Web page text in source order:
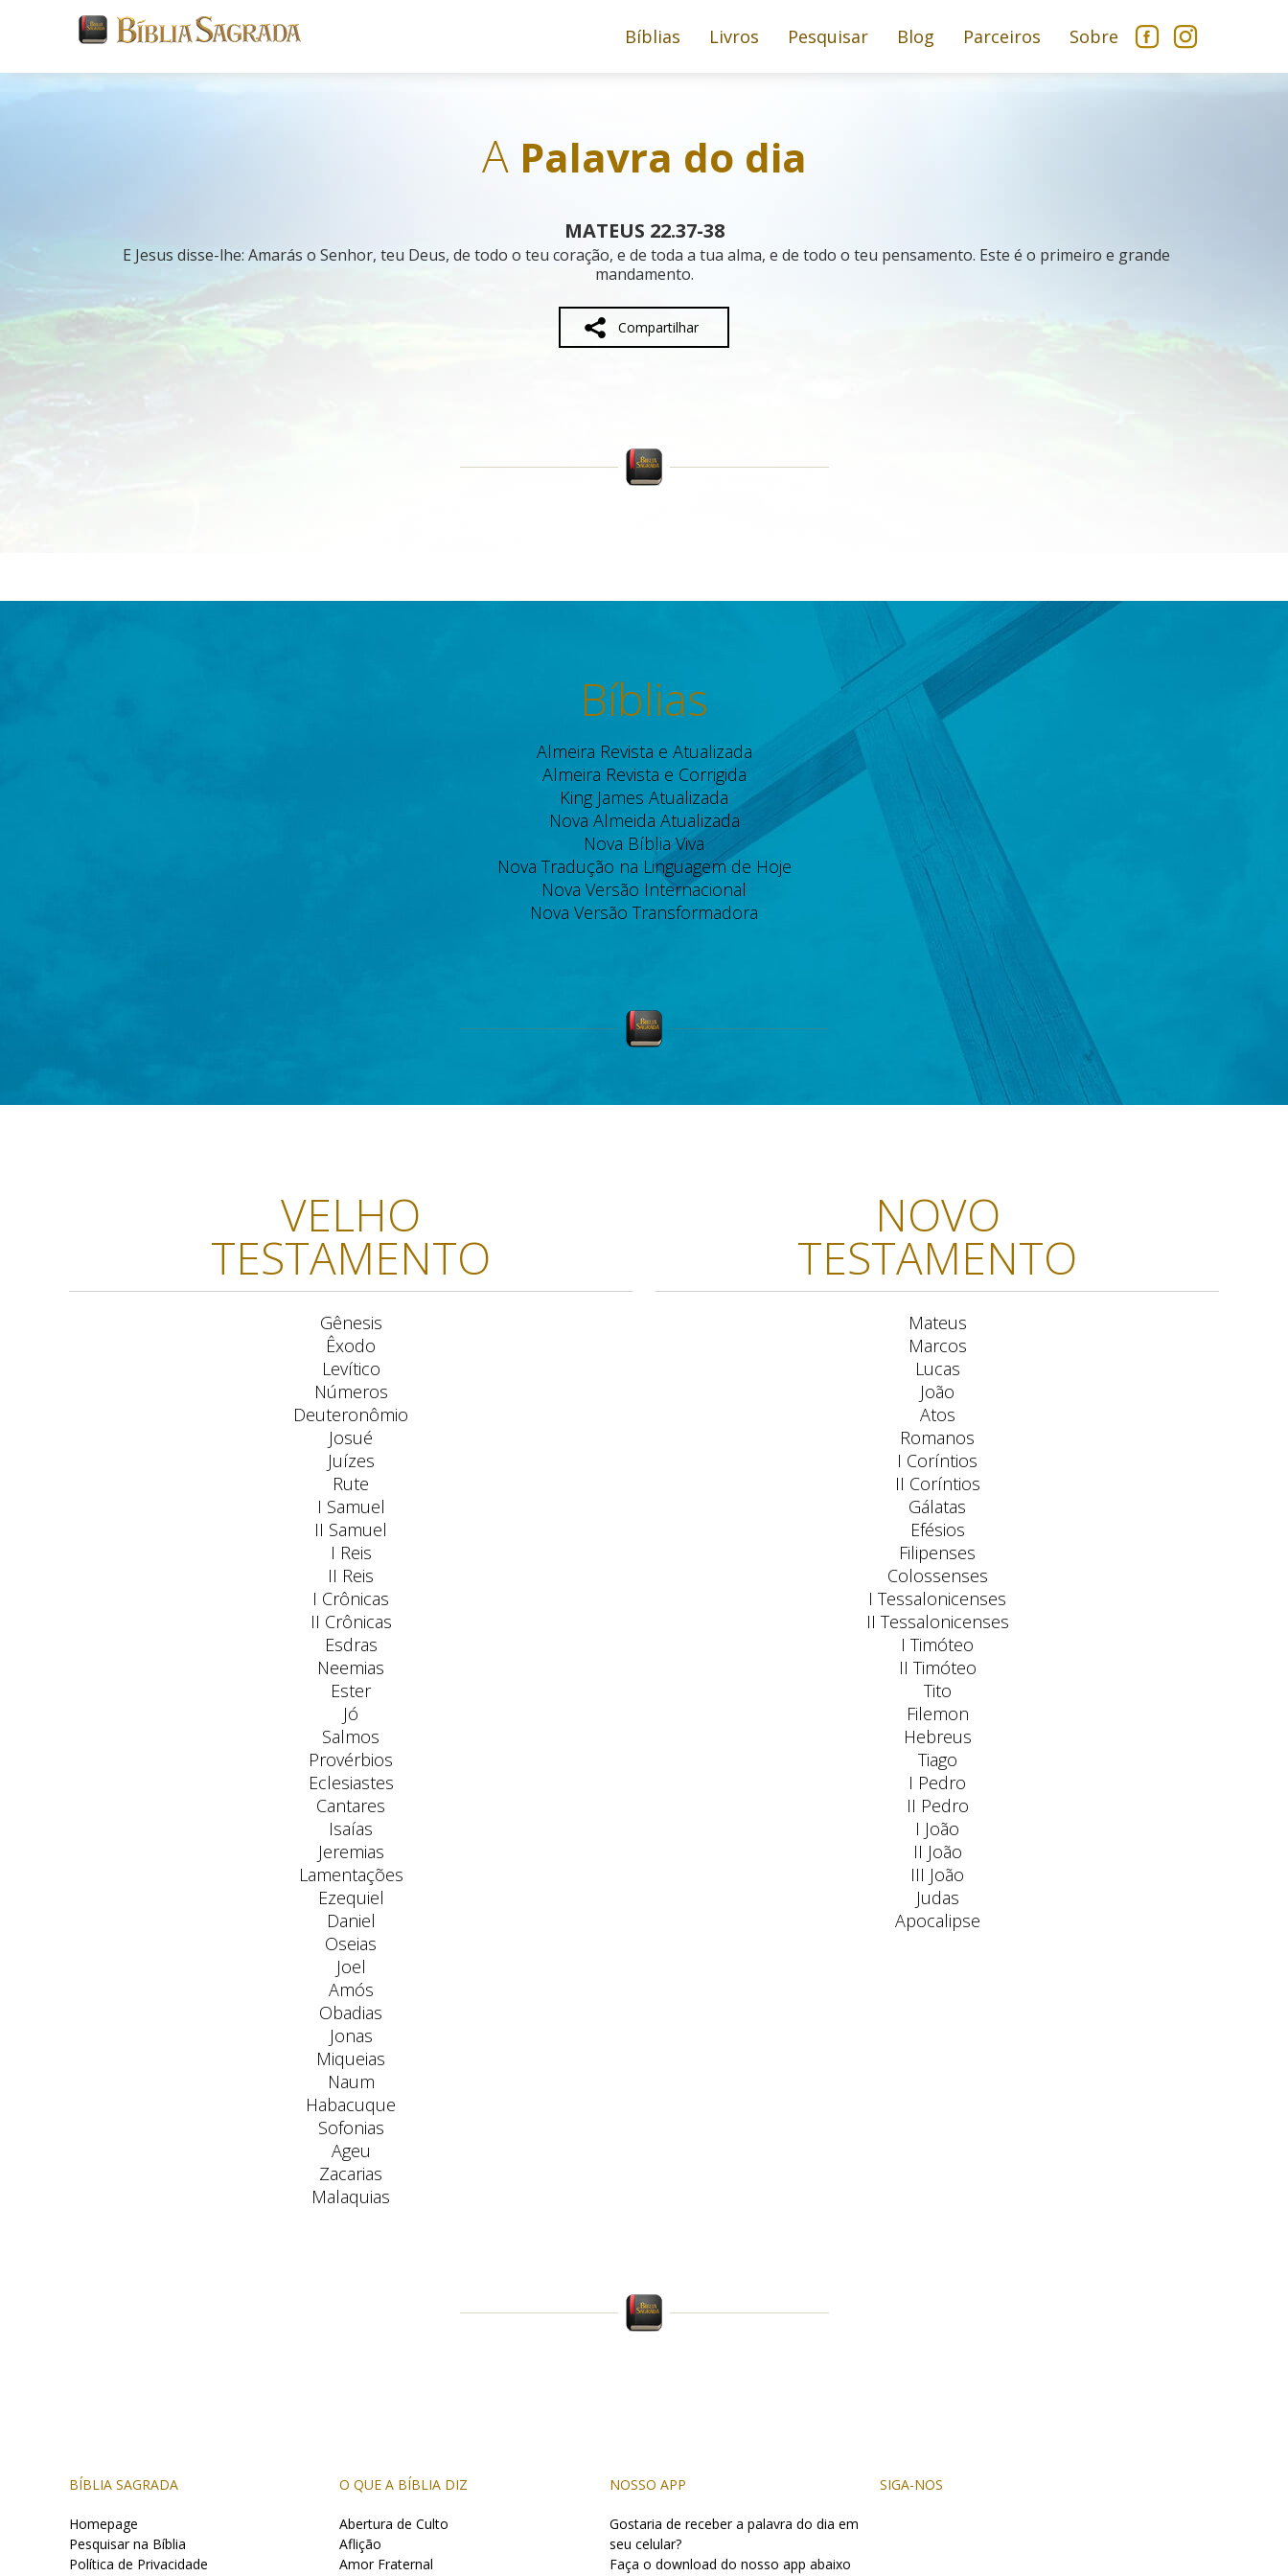
Bíblias Livros Pesquisar Blog Parceiros Sobre
APalavra do dia
MATEUS 22.37-38
E Jesus disse-lhe: Amarás o Senhor, teu Deus, de todo o teu coração, e de toda a tua alma, e de todo o teu pensamento. Este é o primeiro e grande
mandamento.
Compartilhar
Bíblias
Almeira Revista e Atualizada
Almeira Revista e Corrigida
King James Atualizada
Nova Almeida Atualizada
Nova Bíblia Viva
Nova Tradução na Linguagem de Hoje
Nova Versão Internacional
Nova Versão Transformadora
VELHO
TESTAMENTO
Gênesis
Êxodo
Levítico
Números
Deuteronômio
Josué
Juízes
Rute
I Samuel
II Samuel
I Reis
II Reis
I Crônicas
II Crônicas
Esdras
Neemias
Ester
Jó
Salmos
Provérbios
Eclesiastes
Cantares
Isaías
Jeremias
Lamentações
Ezequiel
Daniel
Oseias
Joel
Amós
Obadias
Jonas
Miqueias
Naum
Habacuque
Sofonias
Ageu
Zacarias
Malaquias
NOVO
TESTAMENTO
Mateus
Marcos
Lucas
João
Atos
Romanos
I Coríntios
II Coríntios
Gálatas
Efésios
Filipenses
Colossenses
I Tessalonicenses
II Tessalonicenses
I Timóteo
II Timóteo
Tito
Filemon
Hebreus
Tiago
I Pedro
II Pedro
I João
II João
III João
Judas
Apocalipse
BÍBLIA SAGRADA
Homepage
Pesquisar na Bíblia
Política de Privacidade
O QUE A BÍBLIA DIZ
Abertura de Culto
Aflição
Amor Fraternal
NOSSO APP
Gostaria de receber a palavra do dia em
seu celular?
Faça o download do nosso app abaixo
SIGA-NOS